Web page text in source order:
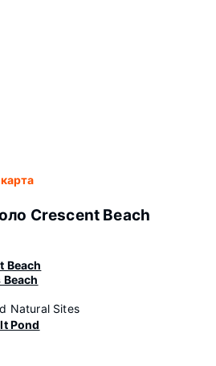
Crescent Beach
Beach
Natural Sites
Pond